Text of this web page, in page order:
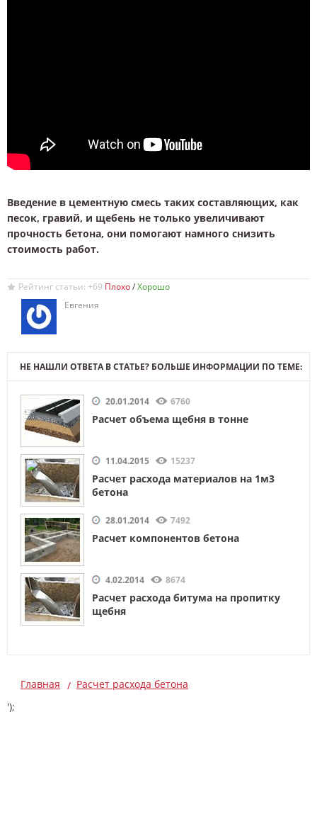
Введение в цементную смесь таких составляющих, как
песок, гравий, и щебень не только увеличивают
прочность бетона, они помогают намного снизить
стоимость работ.
Рейтинг статьи: +69
/
Евгения
НЕ НАШЛИ ОТВЕТА В СТАТЬЕ? БОЛЬШЕ ИНФОРМАЦИИ ПО ТЕМЕ:
20.01.2014 6760
Расчет объема щебня в тонне
11.04.2015 15237
Расчет расхода материалов на 1м3
бетона
28.01.2014 7492
Расчет компонентов бетона
4.02.2014 8674
Расчет расхода битума на пропитку
щебня
Главная
Расчет расхода бетона
');